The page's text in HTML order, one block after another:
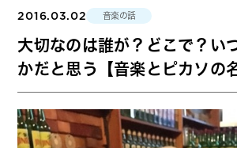
2016.03.02 音楽の話
大切なのは誰が？どこで？い
かだと思う【音楽とピカソの